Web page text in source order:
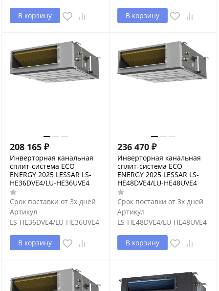
В корзину В корзину
208 165 ₽
Инверторная канальная
сплит-система ECO
ENERGY 2025 LESSAR LS-
HE36DVE4/LU-HE36UVE4
Срок поставки от 3х дней
Артикул
LS-HE36DVE4/LU-HE36UVE4
В корзину
236 470 ₽
Инверторная канальная
сплит-система ECO
ENERGY 2025 LESSAR LS-
HE48DVE4/LU-HE48UVE4
Срок поставки от 3х дней
Артикул
LS-HE48DVE4/LU-HE48UVE4
В корзину